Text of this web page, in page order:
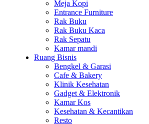
Meja Kopi
Entrance Furniture
Rak Buku
Rak Buku Kaca
Rak Sepatu
Kamar mandi
Ruang Bisnis
Bengkel & Garasi
Cafe & Bakery
Klinik Kesehatan
Gadget & Elektronik
Kamar Kos
Kesehatan & Kecantikan
Resto